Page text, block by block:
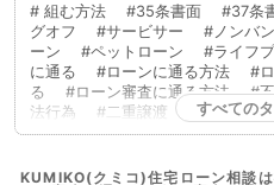
組む方法
35条書面 37条
グオフ
サービサー ノンバ
ーン
ペットローン ライフ
に通る
ローンに通る方法
る
ローン審査に通る方法
法行為
二重譲渡 代物弁済
任意売却
低層住居専用地域
商品
住宅ローン審査 住宅
すべての
KUMIKO(クミコ)住宅ローン相談